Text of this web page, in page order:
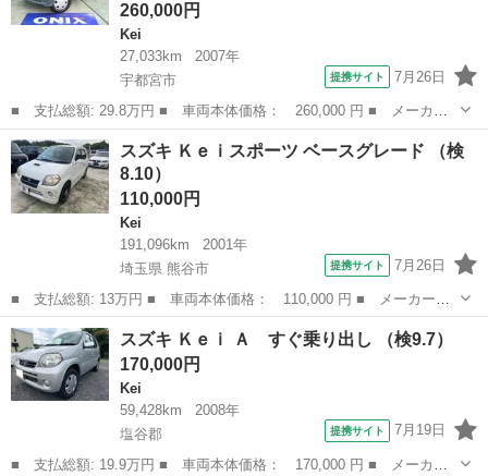
260,000円
Kei
27,033km
2007年
宇都宮市
提携サイト 7月26日
■ 支払総額: 29.8万円 ■ 車両本体価格： 260,000 円 ■ メーカー
名： スズキ ■ 車種名： Ｋｅｉ ■ グレード名： Ａ 衝突安全
ボディ 両席エアバッグ キーレスエントリーシステム ナビＴＶ
■ 排気量：...
栃木 宇都宮市
スズキ Ｋｅｉスポーツ ベースグレード （検
8.10）
110,000円
Kei
191,096km
2001年
埼玉県 熊谷市
提携サイト 7月26日
■ 支払総額: 13万円 ■ 車両本体価格： 110,000 円 ■ メーカー
名： スズキ ■ 車種名： Ｋｅｉスポーツ ■ グレード名： ベー
スグレード ■ 排気量： 660cc ■ ドア枚数： 5D ■ ミッション：
...
埼玉 熊谷市 Kei
スズキ Ｋｅｉ Ａ すぐ乗り出し （検9.7）
170,000円
Kei
59,428km
2008年
塩谷郡
提携サイト 7月19日
■ 支払総額: 19.9万円 ■ 車両本体価格： 170,000 円 ■ メーカー